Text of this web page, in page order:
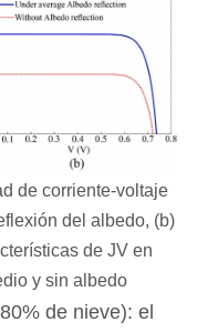
de corriente-voltaje
del albedo, (b)
de JV en
y sin albedo
de nieve): el